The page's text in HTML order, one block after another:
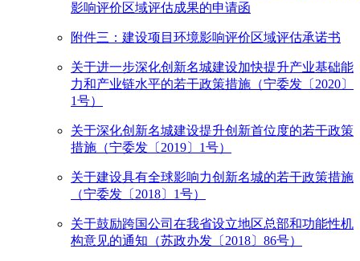
影响评价区域评估成果的申请函
附件三：建设项目环境影响评价区域评估承诺书
关于进一步深化创新名城建设加快提升产业基础能
力和产业链水平的若干政策措施（宁委发〔2020〕
1号）
关于深化创新名城建设提升创新首位度的若干政策
措施（宁委发〔2019〕1号）
关于建设具有全球影响力创新名城的若干政策措施
（宁委发〔2018〕1号）
关于鼓励跨国公司在我省设立地区总部和功能性机
构意见的通知（苏政办发〔2018〕86号）